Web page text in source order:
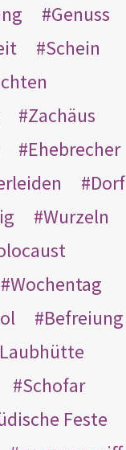
Genuss
Schein
Zachäus
Ehebrecher
Dorf
Wurzeln
Wochentag
Befreiung
Laubhütte
Schofar
Feste